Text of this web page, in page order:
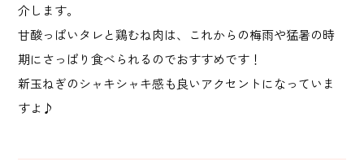
介します。
甘酸っぱいタレと鶏むね肉は、これからの梅雨や猛暑の時
期にさっぱり食べられるのでおすすめです！
新玉ねぎのシャキシャキ感も良いアクセントになっていま
すよ♪